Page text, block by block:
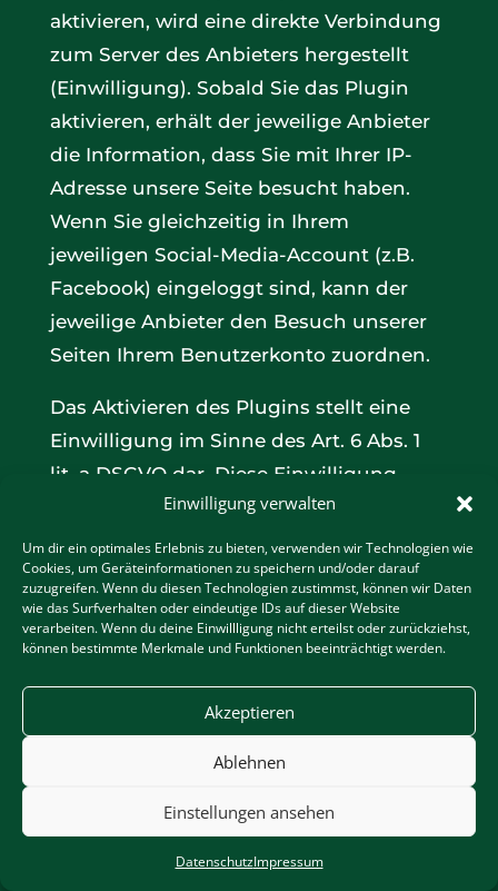
Einwilligung verwalten
Um dir ein optimales Erlebnis zu bieten, verwenden wir Technologien wie
Cookies, um Geräteinformationen zu speichern und/oder darauf
zuzugreifen. Wenn du diesen Technologien zustimmst, können wir Daten
wie das Surfverhalten oder eindeutige IDs auf dieser Website
verarbeiten. Wenn du deine Einwillligung nicht erteilst oder zurückziehst,
können bestimmte Merkmale und Funktionen beeinträchtigt werden.
Akzeptieren
Ablehnen
Einstellungen ansehen
DatenschutzImpressum
aktivieren, wird eine direkte Verbindung
zum Server des Anbieters hergestellt
(Einwilligung). Sobald Sie das Plugin
aktivieren, erhält der jeweilige Anbieter
die Information, dass Sie mit Ihrer IP-
Adresse unsere Seite besucht haben.
Wenn Sie gleichzeitig in Ihrem
jeweiligen Social-Media-Account (z.B.
Facebook) eingeloggt sind, kann der
jeweilige Anbieter den Besuch unserer
Seiten Ihrem Benutzerkonto zuordnen.
Das Aktivieren des Plugins stellt eine
Einwilligung im Sinne des Art. 6 Abs. 1
lit. a DSGVO dar. Diese Einwilligung
können Sie jederzeit mit Wirkung für die
Zukunft widerrufen.
Facebook Plugins (Like & Share-
Button)
Auf unseren Seiten sind Plugins des
sozialen Netzwerks Facebook, Anbieter
Facebook Inc., 1 Hacker Way, Menlo Park,
California 94025, USA, integriert. Die
Facebook-Logo oder dem “Like-Button”
(“Gefällt mir”) auf unserer Seite. Eine